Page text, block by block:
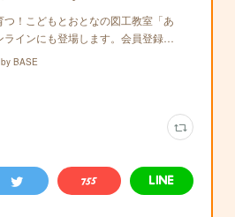
！こどもとおとなの図工教室「あ
ラインにも登場します。会員登録…
BASE